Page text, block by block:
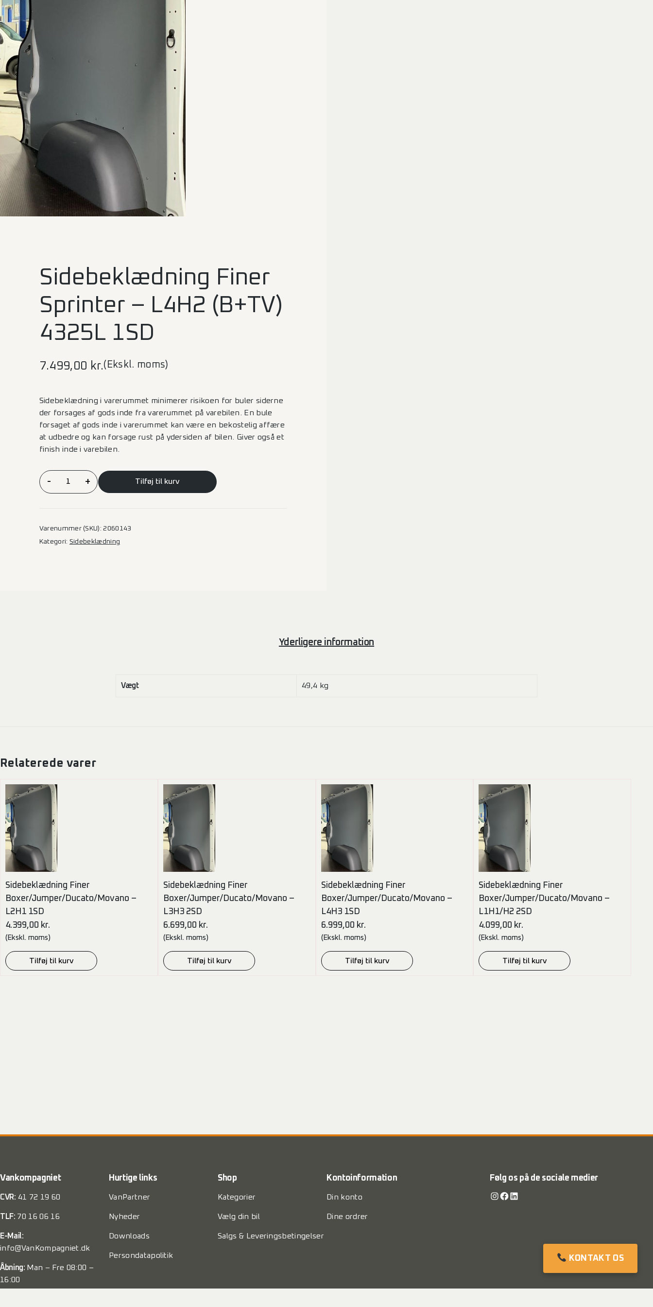
Sidebeklædning Finer
Sprinter – L4H2 (B+TV)
4325L 1SD
7.499,00 kr.(Ekskl. moms)
Sidebeklædning i varerummet minimerer risikoen for buler siderne
der forsages af gods inde fra varerummet på varebilen. En bule
forsaget af gods inde i varerummet kan være en bekostelig affære
at udbedre og kan forsage rust på ydersiden af bilen. Giver også et
finish inde i varebilen.
Sidebeklædning
Finer
- + Tilføj til kurv
Varenummer (SKU):2060143
Kategori: Sidebeklædning
Yderligere information
Vægt 49,4 kg
Relaterede varer
Sidebeklædning Finer
Boxer/Jumper/Ducato/Movano –
L2H1 1SD
4.399,00 kr.
(Ekskl. moms)
Tilføj til kurv
Sidebeklædning Finer
Boxer/Jumper/Ducato/Movano –
L3H3 2SD
6.699,00 kr.
(Ekskl. moms)
Tilføj til kurv
Sidebeklædning Finer
Boxer/Jumper/Ducato/Movano –
L4H3 1SD
6.999,00 kr.
(Ekskl. moms)
Tilføj til kurv
Sidebeklædning Finer
Boxer/Jumper/Ducato/Movano –
L1H1/H2 2SD
4.099,00 kr.
(Ekskl. moms)
Tilføj til kurv
Vankompagniet
CVR: 41 72 19 60
TLF: 70 16 06 16
E-Mail:
info@VanKompagniet.dk
Åbning: Man – Fre 08:00 –
16:00
Hurtige links
VanPartner
Nyheder
Downloads
Persondatapolitik
Shop
Kategorier
Vælg din bil
Salgs & Leveringsbetingelser
Kontoinformation
Din konto
Dine ordrer
Følg os på de sociale medier
Instagram Facebook LinkedIn
KONTAKT OS